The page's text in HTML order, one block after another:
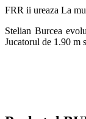
FRR ii ureaza La
Stelian Burcea
Jucatorul de 1.90 m